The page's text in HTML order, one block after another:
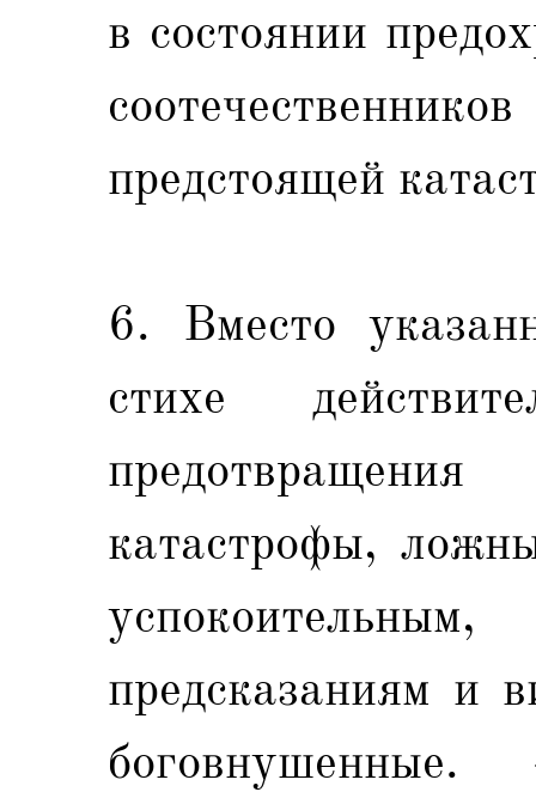
в состоянии
предстоящей
6. Вместо
стихе
катастрофы,
предсказаниям и